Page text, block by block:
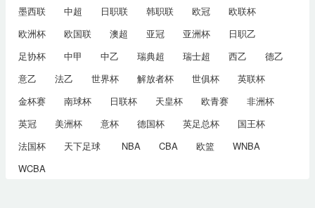
墨西联
中超 日职联 韩职联 欧冠
欧联杯
欧洲杯
欧国联 澳超 亚冠 亚洲杯
日职乙
足协杯
中甲 中乙 瑞典超 瑞士超 西乙
德乙
意乙
法乙 世界杯 解放者杯 世俱杯
英联杯
金杯赛
南球杯 日联杯 天皇杯 欧青赛
非洲杯
英冠
美洲杯 意杯 德国杯 英足总杯
国王杯
法国杯
天下足球 NBA CBA 欧篮
WNBA
WCBA